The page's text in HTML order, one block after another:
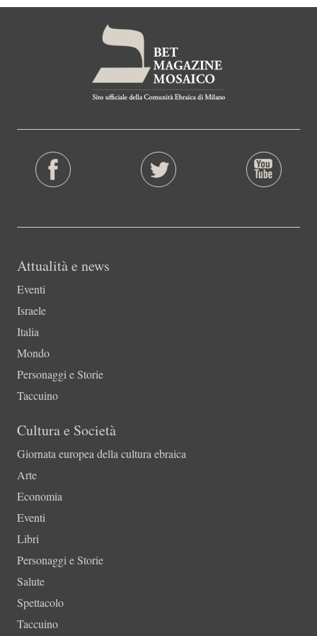
Attualità e news
Eventi
Israele
Italia
Mondo
Personaggi e Storie
Taccuino
Cultura e Società
Giornata europea della cultura ebraica
Arte
Economia
Eventi
Libri
Personaggi e Storie
Salute
Spettacolo
Taccuino